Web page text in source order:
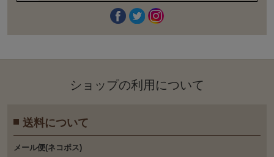
ショップの利⽤について
送料について
メール便(ネコポス)